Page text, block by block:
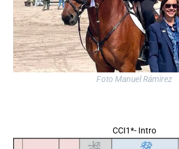
Foto Manuel Rámirez
CCI1*- Intro